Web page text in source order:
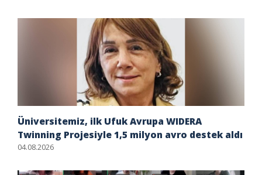
Üniversitemiz, ilk Ufuk Avrupa WIDERA
Twinning Projesiyle 1,5 milyon avro destek aldı
04.08.2026